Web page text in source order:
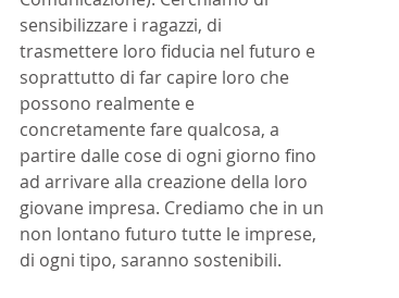
sensibilizzare i ragazzi, di
trasmettere loro fiducia nel futuro e
soprattutto di far capire loro che
possono realmente e
concretamente fare qualcosa, a
partire dalle cose di ogni giorno fino
ad arrivare alla creazione della loro
giovane impresa. Crediamo che in un
non lontano futuro tutte le imprese,
di ogni tipo, saranno sostenibili.